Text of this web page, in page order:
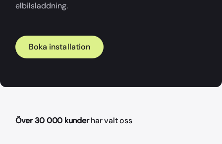
elbilsladdning.
Boka installation
Över 30 000 kunderhar valt oss